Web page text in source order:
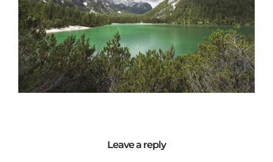
Leave a reply